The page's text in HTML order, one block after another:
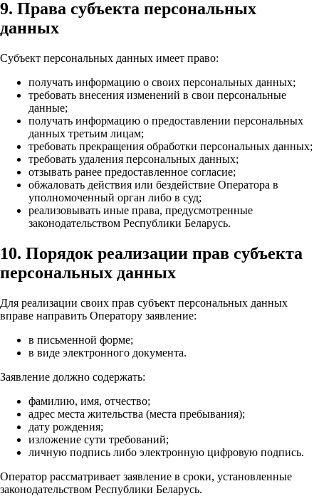
9. Права субъекта персональных
данных
Субъект персональных данных имеет право:
получать информацию о своих персональных данных;
требовать внесения изменений в свои персональные
данные;
получать информацию о предоставлении персональных
данных третьим лицам;
требовать прекращения обработки персональных данных;
требовать удаления персональных данных;
отзывать ранее предоставленное согласие;
обжаловать действия или бездействие Оператора в
уполномоченный орган либо в суд;
реализовывать иные права, предусмотренные
законодательством Республики Беларусь.
10. Порядок реализации прав субъекта
персональных данных
Для реализации своих прав субъект персональных данных
вправе направить Оператору заявление:
в письменной форме;
в виде электронного документа.
Заявление должно содержать:
фамилию, имя, отчество;
адрес места жительства (места пребывания);
дату рождения;
изложение сути требований;
личную подпись либо электронную цифровую подпись.
Оператор рассматривает заявление в сроки, установленные
законодательством Республики Беларусь.